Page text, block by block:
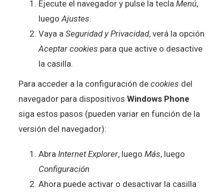
Ejecute el navegador y pulse la teclaMenú,
luegoAjustes.
Vaya aSeguridad y Privacidad, verá la opción
Aceptar cookies para que active o desactive
la casilla.
Para acceder a la configuración decookies del
navegador para dispositivosWindows Phone
siga estos pasos (pueden variar en función de la
versión del navegador):
AbraInternet Explorer, luegoMás, luego
Configuración
Ahora puede activar o desactivar la casilla